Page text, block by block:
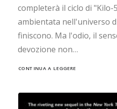
completerà il ciclo di "Kilo-
ambientata nell'universo
finiscono. Ma l'odio, il
devozione non…
CONTINUA A LEGGERE